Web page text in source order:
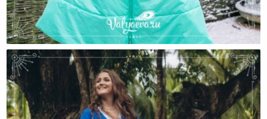
Очень Хочется «похудеть К Лету»?